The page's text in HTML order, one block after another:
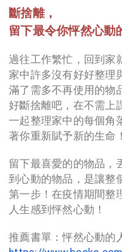
斷捨離，
留下最令你怦然心動
過往工作繁忙，回到家
家中許多沒有好好整理
滿了需多不再使用的物
好斷捨離吧，在不需上
一起整理家中的每個角
著你重新賦予新的生命！
留下最喜愛的的物品，
到心動的物品，是讓整
第一步！在疫情期間整
人生感到怦然心動！
推薦書單：怦然心動的